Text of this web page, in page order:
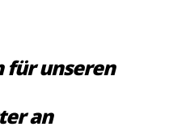
für unseren
an